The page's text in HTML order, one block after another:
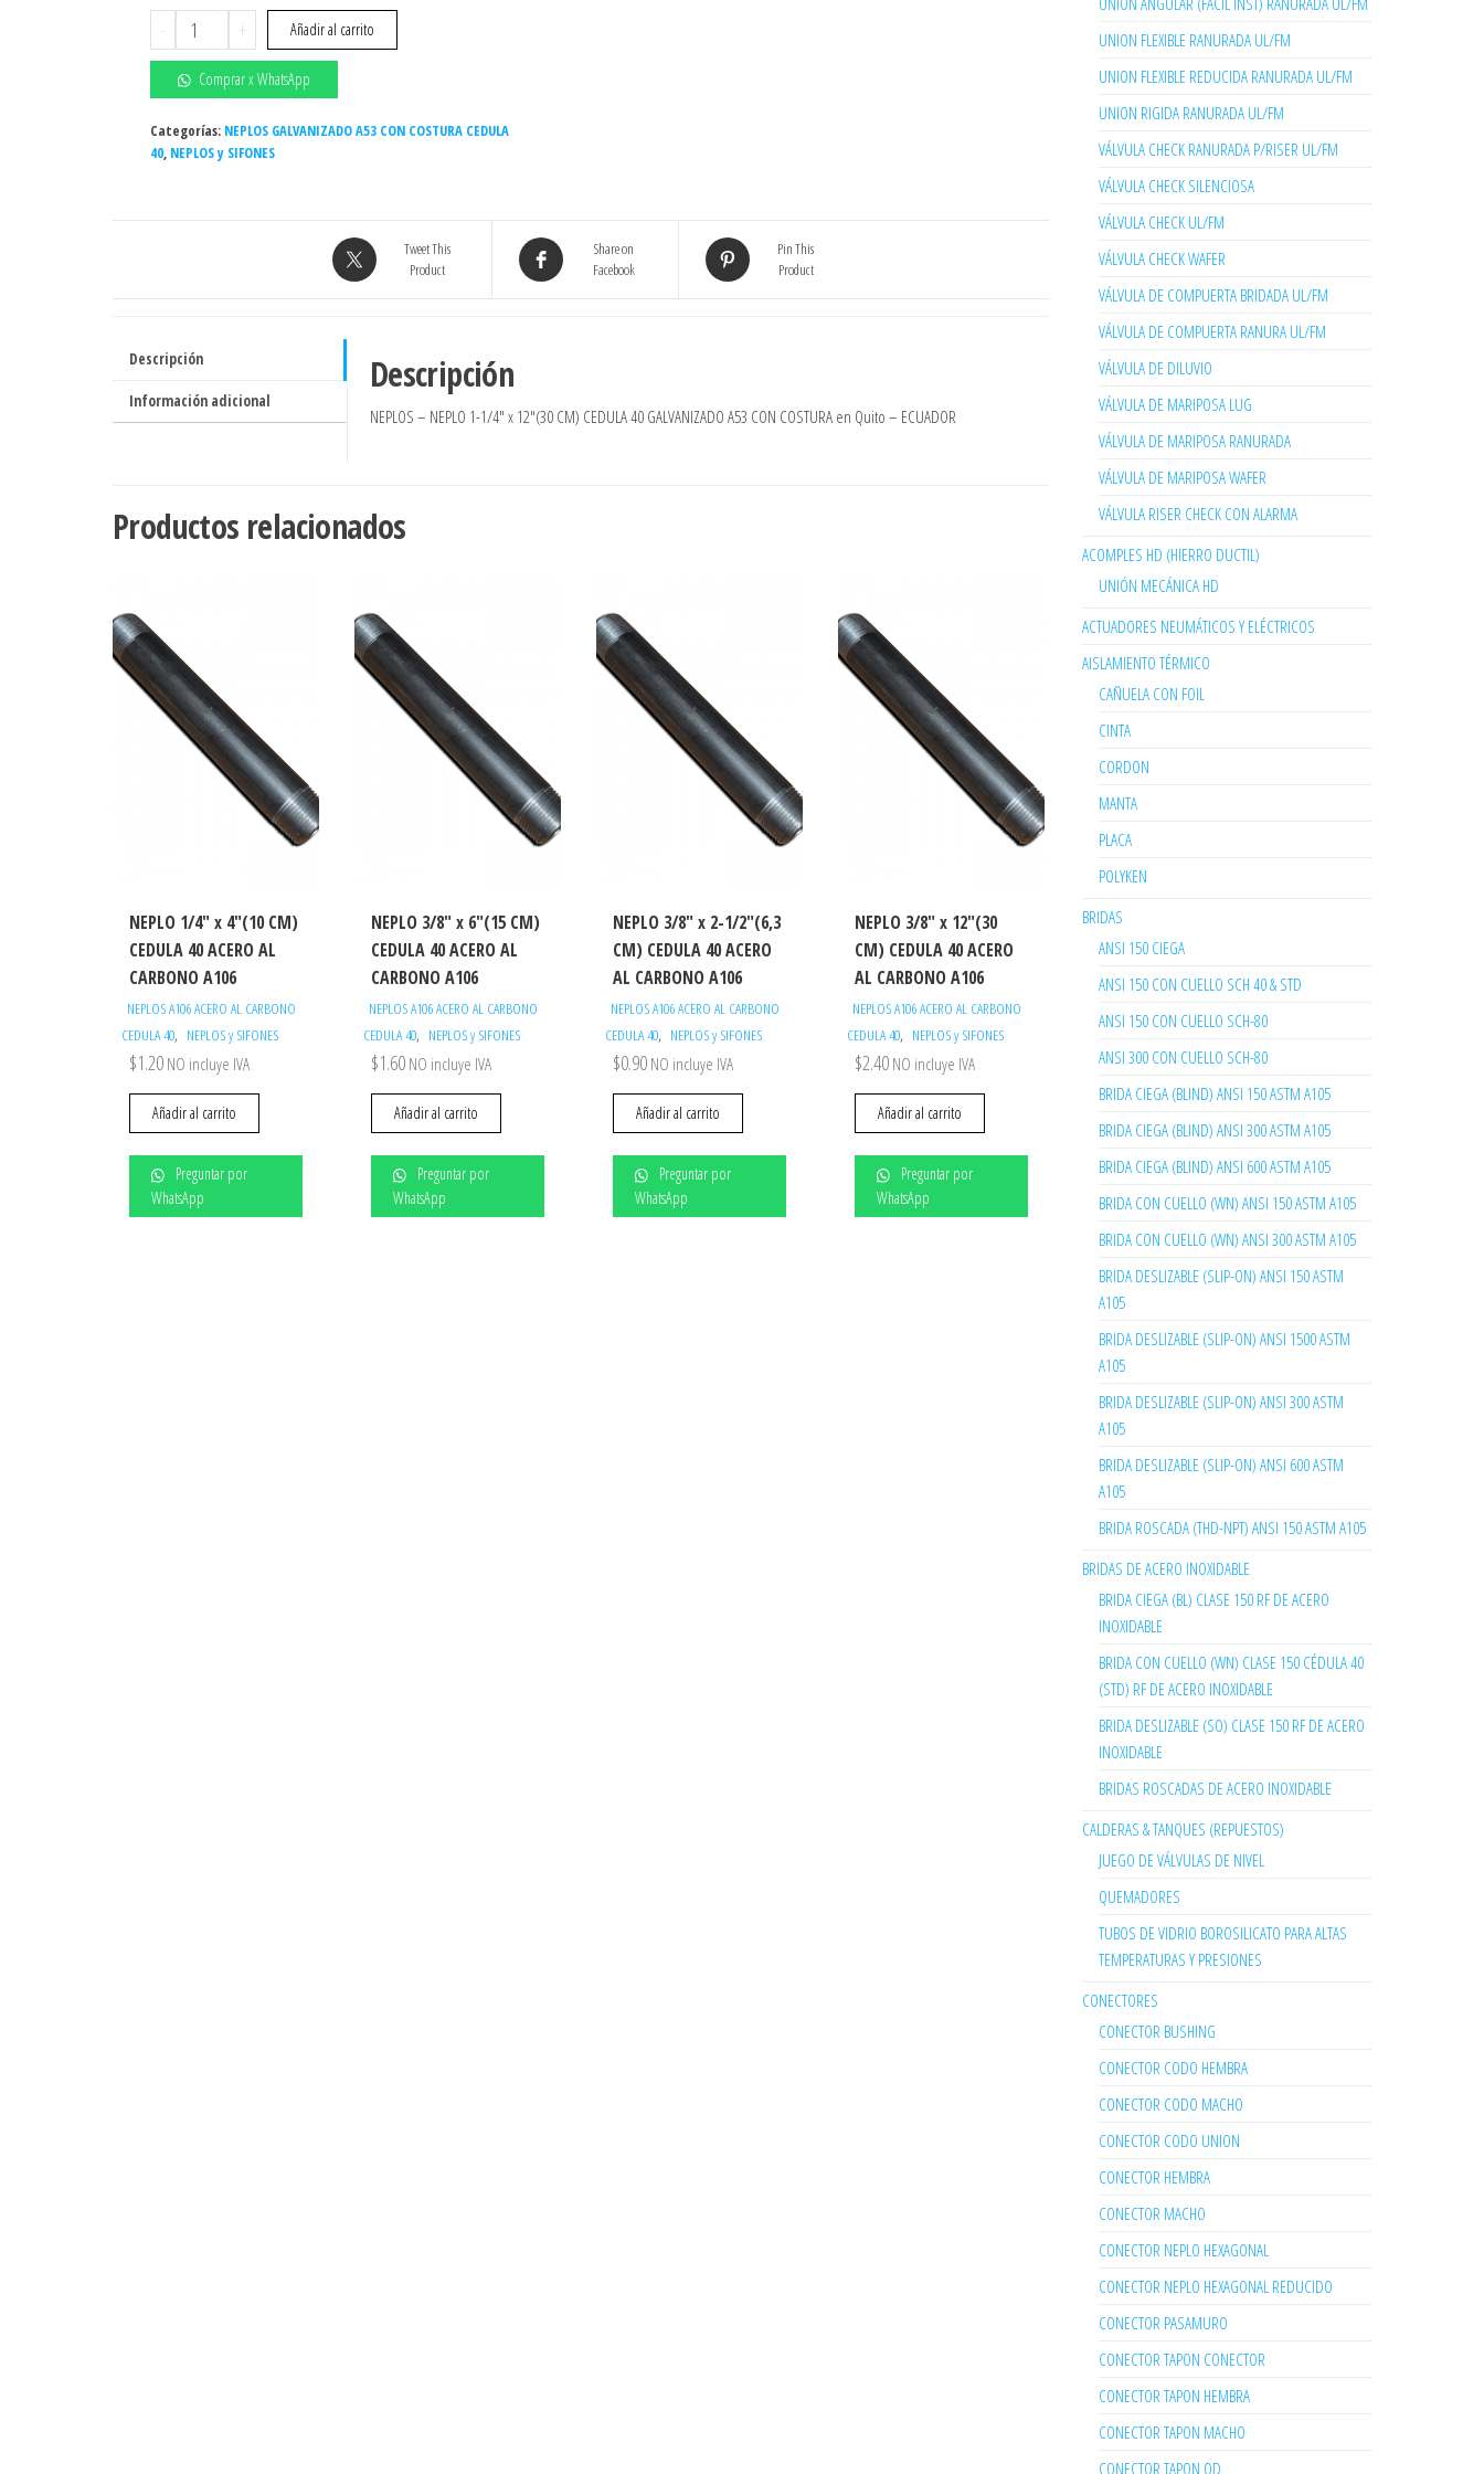
-
NEPLO
1-
1/4"
x
40
CM
+ Añadir al carrito
Comprar x WhatsApp
Categorías: NEPLOS GALVANIZADO A53 CON COSTURA CEDULA
40, NEPLOS y SIFONES
Tweet This
Product
Share on
Facebook
Pin This
Product
Descripción
Información adicional
Descripción
NEPLOS – NEPLO 1-1/4″ x 12″(30 CM) CEDULA 40 GALVANIZADO A53 CON COSTURA en Quito – ECUADOR
Productos relacionados
NEPLO 1/4″ x 4″(10 CM)
CEDULA 40 ACERO AL
CARBONO A106
NEPLOS A106 ACERO AL CARBONO
CEDULA 40, NEPLOS y SIFONES
$1.20 NO incluye IVA
Añadir al carrito
Preguntar por
WhatsApp
NEPLO 3/8″ x 6″(15 CM)
CEDULA 40 ACERO AL
CARBONO A106
NEPLOS A106 ACERO AL CARBONO
CEDULA 40, NEPLOS y SIFONES
$1.60 NO incluye IVA
Añadir al carrito
Preguntar por
WhatsApp
NEPLO 3/8″ x 2-1/2″(6,3
CM) CEDULA 40 ACERO
AL CARBONO A106
NEPLOS A106 ACERO AL CARBONO
CEDULA 40, NEPLOS y SIFONES
$0.90 NO incluye IVA
Añadir al carrito
Preguntar por
WhatsApp
NEPLO 3/8″ x 12″(30
CM) CEDULA 40 ACERO
AL CARBONO A106
NEPLOS A106 ACERO AL CARBONO
CEDULA 40, NEPLOS y SIFONES
$2.40 NO incluye IVA
Añadir al carrito
Preguntar por
WhatsApp
UNION FLEXIBLE RANURADA UL/FM
UNION FLEXIBLE REDUCIDA RANURADA UL/FM
UNION RIGIDA RANURADA UL/FM
VÁLVULA CHECK RANURADA P/RISER UL/FM
VÁLVULA CHECK SILENCIOSA
VÁLVULA CHECK UL/FM
VÁLVULA CHECK WAFER
VÁLVULA DE COMPUERTA BRIDADA UL/FM
VÁLVULA DE COMPUERTA RANURA UL/FM
VÁLVULA DE DILUVIO
VÁLVULA DE MARIPOSA LUG
VÁLVULA DE MARIPOSA RANURADA
VÁLVULA DE MARIPOSA WAFER
VÁLVULA RISER CHECK CON ALARMA
ACOMPLES HD (HIERRO DUCTIL)
UNIÓN MECÁNICA HD
ACTUADORES NEUMÁTICOS Y ELÉCTRICOS
AISLAMIENTO TÉRMICO
CAÑUELA CON FOIL
CINTA
CORDON
MANTA
PLACA
POLYKEN
BRIDAS
ANSI 150 CIEGA
ANSI 150 CON CUELLO SCH 40 & STD
ANSI 150 CON CUELLO SCH-80
ANSI 300 CON CUELLO SCH-80
BRIDA CIEGA (BLIND) ANSI 150 ASTM A105
BRIDA CIEGA (BLIND) ANSI 300 ASTM A105
BRIDA CIEGA (BLIND) ANSI 600 ASTM A105
BRIDA CON CUELLO (WN) ANSI 150 ASTM A105
BRIDA CON CUELLO (WN) ANSI 300 ASTM A105
BRIDA DESLIZABLE (SLIP-ON) ANSI 150 ASTM
A105
BRIDA DESLIZABLE (SLIP-ON) ANSI 1500 ASTM
A105
BRIDA DESLIZABLE (SLIP-ON) ANSI 300 ASTM
A105
BRIDA DESLIZABLE (SLIP-ON) ANSI 600 ASTM
A105
BRIDA ROSCADA (THD-NPT) ANSI 150 ASTM A105
BRIDAS DE ACERO INOXIDABLE
BRIDA CIEGA (BL) CLASE 150 RF DE ACERO
INOXIDABLE
BRIDA CON CUELLO (WN) CLASE 150 CÉDULA 40
(STD) RF DE ACERO INOXIDABLE
BRIDA DESLIZABLE (SO) CLASE 150 RF DE ACERO
INOXIDABLE
BRIDAS ROSCADAS DE ACERO INOXIDABLE
CALDERAS & TANQUES (REPUESTOS)
JUEGO DE VÁLVULAS DE NIVEL
QUEMADORES
TUBOS DE VIDRIO BOROSILICATO PARA ALTAS
TEMPERATURAS Y PRESIONES
CONECTORES
CONECTOR BUSHING
CONECTOR CODO HEMBRA
CONECTOR CODO MACHO
CONECTOR CODO UNION
CONECTOR HEMBRA
CONECTOR MACHO
CONECTOR NEPLO HEXAGONAL
CONECTOR NEPLO HEXAGONAL REDUCIDO
CONECTOR PASAMURO
CONECTOR TAPON CONECTOR
CONECTOR TAPON HEMBRA
CONECTOR TAPON MACHO
CONECTOR TAPON OD